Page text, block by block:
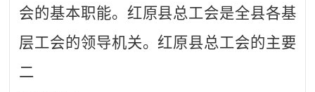
会的基本职能。红原县总工会是全县各基
层工会的领导机关。红原县总工会的主要
二